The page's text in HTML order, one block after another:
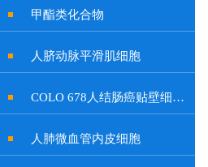
甲酯类化合物
人脐动脉平滑肌细胞
COLO 678人结肠癌贴壁细胞系
人肺微血管内皮细胞